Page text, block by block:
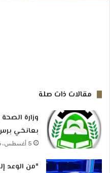
مقالات ذات صلة
وزارة الصحة
بعانخي
5 أغسطس، 2026
*من الوعد